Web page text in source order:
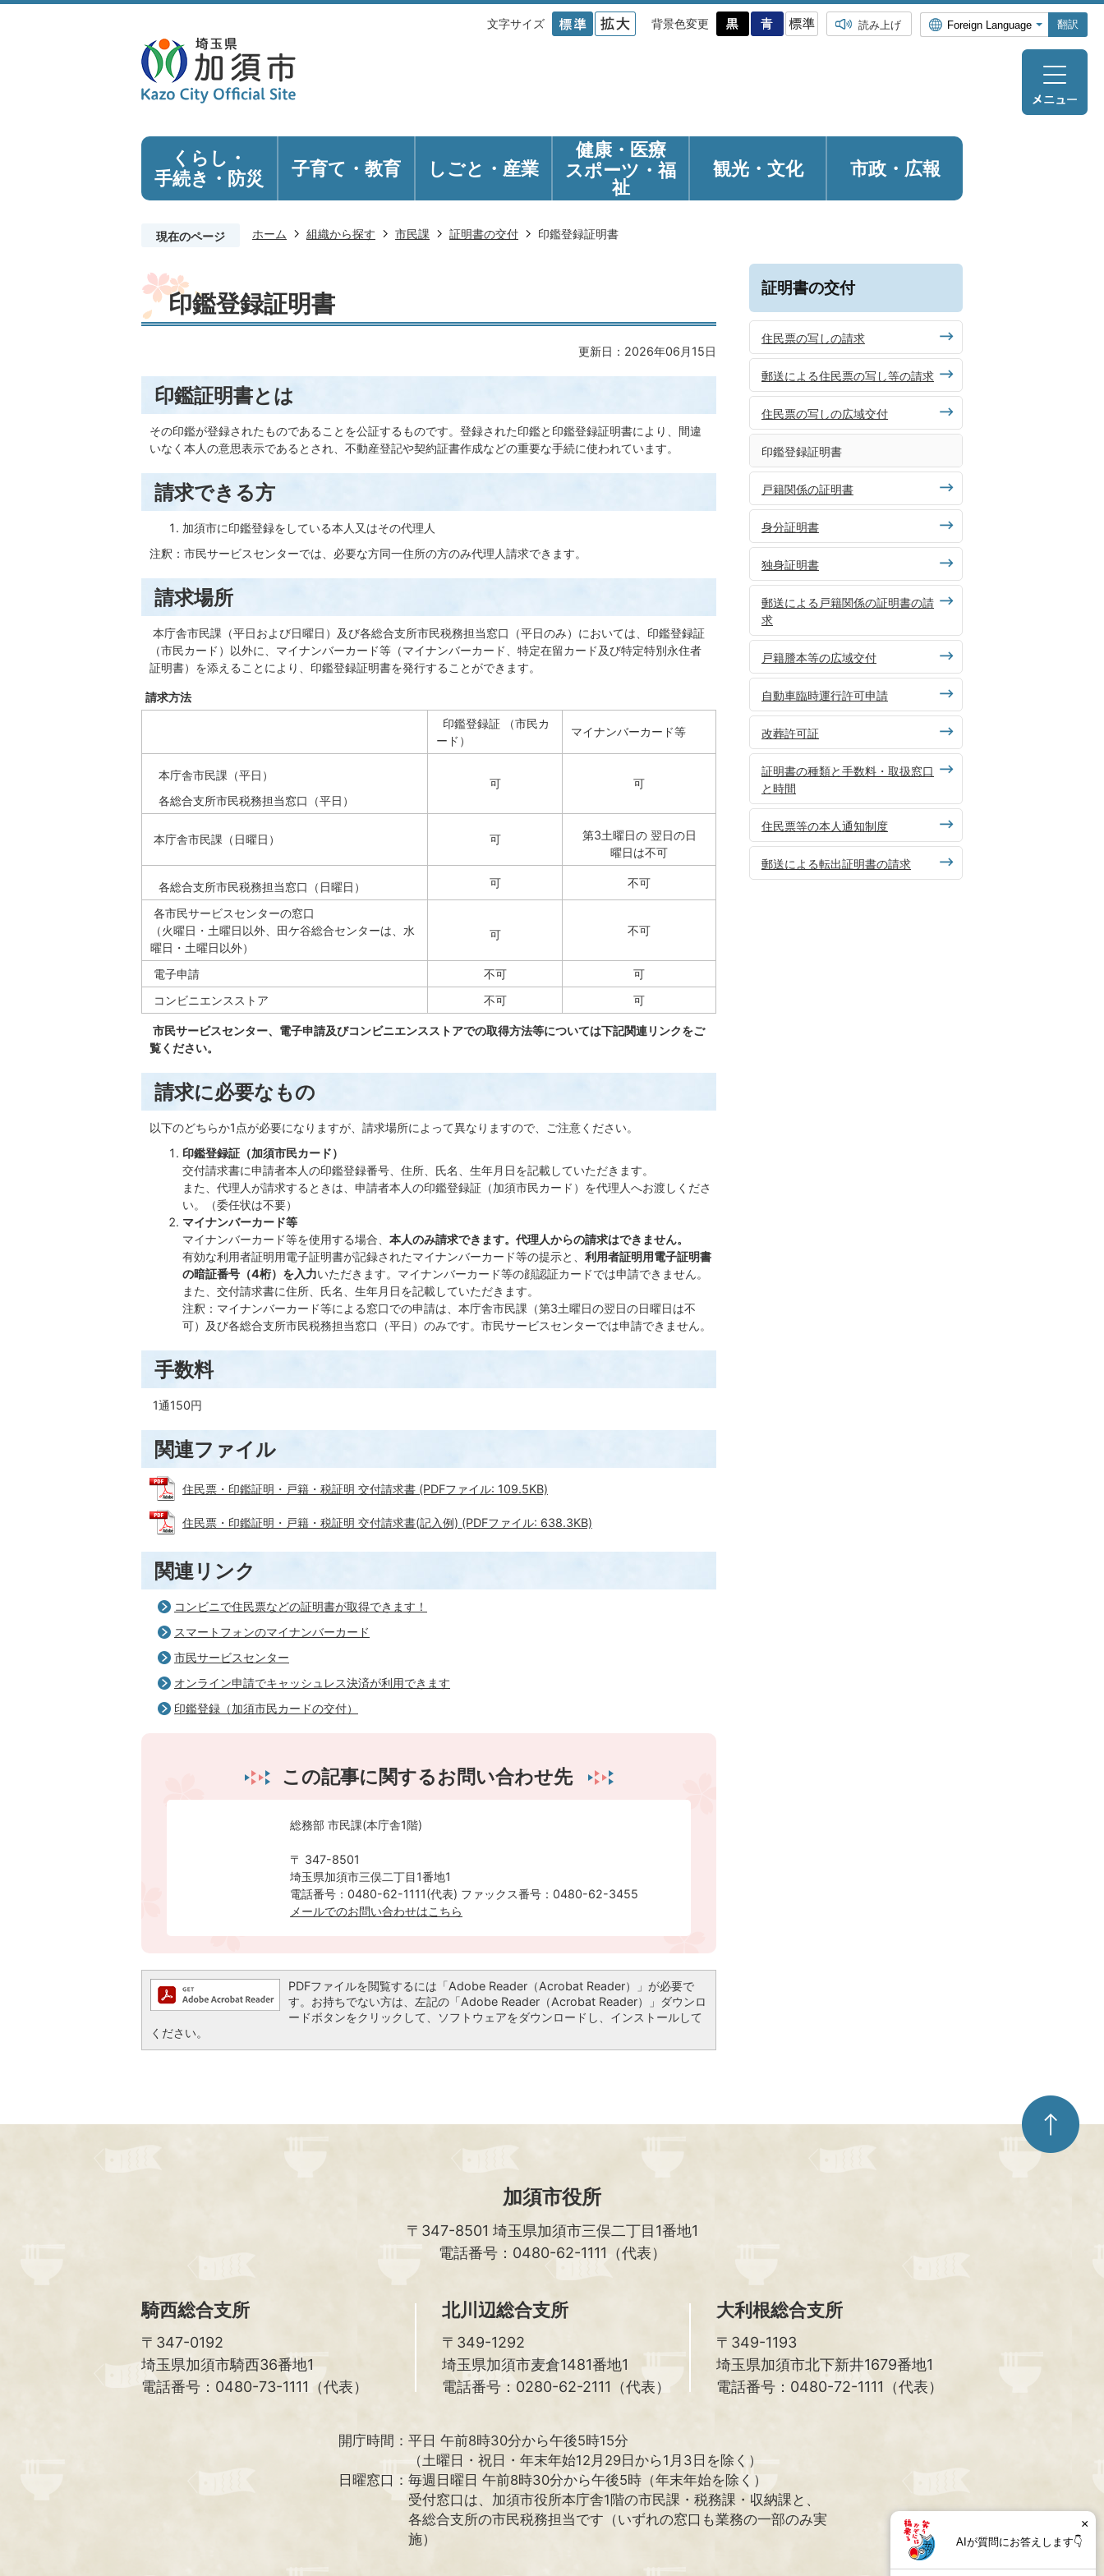
文字サイズ 背景色変更 読み上げ 翻訳
くらし・
手続き ・防災 子育て・教育 しごと・産業
健康・医療
スポーツ・福
祉
観光・ 文化 市政・広報
現在のページ ホーム 組織から探す 市民課 証明書の交付 印鑑登録証明書
印鑑登録証明書
更新日：2026年06月15日
印鑑証明書とは
その印鑑が登録されたものであることを公証するものです。登録された印鑑と印鑑登録証明書により、間違
いなく本人の意思表示であるとされ、不動産登記や契約証書作成などの重要な手続に使われています。
請求できる方
加須市に印鑑登録をしている本人又はその代理人
注釈：市民サービスセンターでは、必要な方同一住所の方のみ代理人請求できます。
請求場所
本庁舎市民課（平日および日曜日）及び各総合支所市民税務担当窓口（平日のみ）においては、印鑑登録証
（市民カード）以外に、マイナンバーカード等（マイナンバーカード、特定在留カード及び特定特別永住者
証明書）を添えることにより、印鑑登録証明書を発行することができます。
請求方法
印鑑登録証 （市民カ
ード）
マイナンバーカード等
本庁舎市民課（平日）
各総合支所市民税務担当窓口（平日）
可 可
本庁舎市民課（日曜日） 可
第3土曜日の 翌日の日
曜日は不可
各総合支所市民税務担当窓口（日曜日） 可 不可
各市民サービスセンターの窓口
（火曜日・土曜日以外、田ケ谷総合センターは、水
曜日・土曜日以外）
可 不可
電子申請 不可
可
コンビニエンスストア
不可 可
市民サービスセンター、電子申請及びコンビニエンスストアでの取得方法等については下記関連リンクをご
覧ください。
請求に必要なもの
以下のどちらか1点が必要になりますが、請求場所によって異なりますので、ご注意ください。
印鑑登録証（加須市民カード）
交付請求書に申請者本人の印鑑登録番号、住所、氏名、生年月日を記載していただきます。
また、代理人が請求するときは、申請者本人の印鑑登録証（加須市民カード）を代理人へお渡しくださ
い。（委任状は不要）
マイナンバーカード等
マイナンバーカード等を使用する場合、 本人のみ請求できます。代理人からの請求はできません。
有効な利用者証明用電子証明書が記録されたマイナンバーカード等の提示と、 利用者証明用電子証明書
の暗証番号（4桁）を入力いただきます。マイナンバーカード等の顔認証カードでは申請できません。
また、交付請求書に住所、氏名、生年月日を記載していただきます。
注釈：マイナンバーカード等による窓口での申請は、本庁舎市民課（第3土曜日の翌日の日曜日は不
可）及び各総合支所市民税務担当窓口（平日）のみです。市民サービスセンターでは申請できません。
手数料
1通150円
関連ファイル
住民票・印鑑証明・戸籍・税証明 交付請求書 (PDFファイル: 109.5KB)
住民票・印鑑証明・戸籍・税証明 交付請求書(記入例) (PDFファイル: 638.3KB)
関連リンク
コンビニで住民票などの証明書が取得できます！
スマートフォンのマイナンバーカード
市民サービスセンター
オンライン申請でキャッシュレス決済が利用できます
印鑑登録（加須市民カードの交付）
この記事に関するお問い合わせ先
総務部 市民課(本庁舎1階)
〒 347-8501
埼玉県加須市三俣二丁目1番地1
電話番号：0480-62-1111(代表) ファックス番号：0480-62-3455
メールでのお問い合わせはこちら
PDFファイルを閲覧するには「Adobe Reader（Acrobat Reader）」が必要で
す。お持ちでない方は、左記の「Adobe Reader（Acrobat Reader）」ダウンロ
ードボタンをクリックして、ソフトウェアをダウンロードし、インストールして
ください。
証明書の交付
住民票の写しの請求
郵送による住民票の写し等の請求
住民票の写しの広域交付
印鑑登録証明書
戸籍関係の証明書
身分証明書
独身証明書
郵送による戸籍関係の証明書の請
求
戸籍謄本等の広域交付
自動車臨時運行許可申請
改葬許可証
証明書の種類と手数料・取扱窓口
と時間
住民票等の本人通知制度
郵送による転出証明書の請求
ペ
ー
ジ
加須市役所
〒347-8501 埼玉県加須市三俣二丁目1番地1
電話番号：0480-62-1111（代表）
騎西総合支所
〒347-0192
埼玉県加須市騎西36番地1
電話番号：0480-73-1111（代表）
北川辺総合支所
〒349-1292
埼玉県加須市麦倉1481番地1
電話番号：0280-62-2111（代表）
大利根総合支所
〒349-1193
埼玉県加須市北下新井1679番地1
電話番号：0480-72-1111（代表）
開庁時間： 平日 午前8時30分から午後5時15分
（土曜日・祝日・年末年始12月29日から1月3日を除く）
日曜窓口： 毎週日曜日 午前8時30分から午後5時（年末年始を除く）
受付窓口は、加須市役所本庁舎1階の市民課・税務課・収納課と、
各総合支所の市民税務担当です（いずれの窓口も業務の一部のみ実
施）
AIが質問にお答えします👇
×